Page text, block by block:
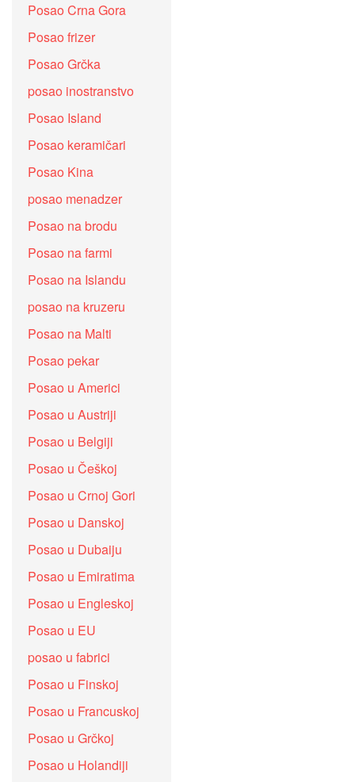
Posao Crna Gora
Posao frizer
Posao Grčka
posao inostranstvo
Posao Island
Posao keramičari
Posao Kina
posao menadzer
Posao na brodu
Posao na farmi
Posao na Islandu
posao na kruzeru
Posao na Malti
Posao pekar
Posao u Americi
Posao u Austriji
Posao u Belgiji
Posao u Češkoj
Posao u Crnoj Gori
Posao u Danskoj
Posao u Dubaiju
Posao u Emiratima
Posao u Engleskoj
Posao u EU
posao u fabrici
Posao u Finskoj
Posao u Francuskoj
Posao u Grčkoj
Posao u Holandiji